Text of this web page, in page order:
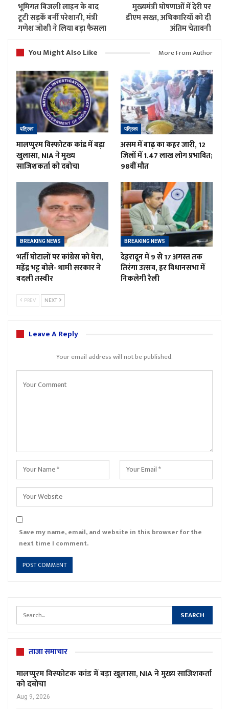
भूमिगत बिजली लाइन के बाद
टूटी सड़कें बनीं परेशानी, मंत्री
गणेश जोशी ने लिया बड़ा फैसला
मुख्यमंत्री घोषणाओं में देरी पर
डीएम सख्त, अधिकारियों को दी
अंतिम चेतावनी
You Might Also Like
More From Author
पत्रिका
मालप्पुरम विस्फोटक कांड में बड़ा
खुलासा, NIA ने मुख्य
साजिशकर्ता को दबोचा
पत्रिका
असम में बाढ़ का कहर जारी, 12
जिलों में 1.47 लाख लोग प्रभावित;
98वीं मौत
BREAKING NEWS
भर्ती घोटालों पर कांग्रेस को घेरा,
महेंद्र भट्ट बोले- धामी सरकार ने
बदली तस्वीर
BREAKING NEWS
देहरादून में 9 से 17 अगस्त तक
तिरंगा उत्सव, हर विधानसभा में
निकलेगी रैली
PREV NEXT
Leave A Reply
Your email address will not be published.
Save my name, email, and website in this browser for the
next time I comment.
ताजा समाचार
मालप्पुरम विस्फोटक कांड में बड़ा खुलासा, NIA ने मुख्य साजिशकर्ता
को दबोचा
Aug 9, 2026